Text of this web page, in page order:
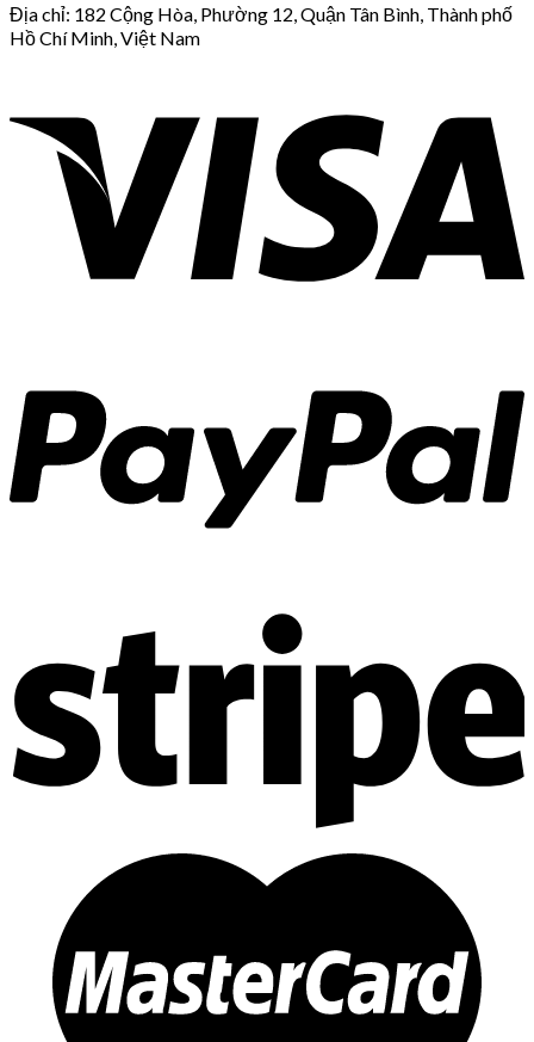
Địa chỉ: 182 Cộng Hòa, Phường 12, Quận Tân Bình, Thành phố
Hồ Chí Minh, Việt Nam